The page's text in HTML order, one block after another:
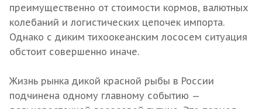
преимущественно от стоимости кормов, валютных
колебаний и логистических цепочек импорта.
Однако с диким тихоокеанским лососем ситуация
обстоит совершенно иначе.
Жизнь рынка дикой красной рыбы в России
подчинена одному главному событию —